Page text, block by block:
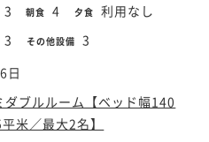
3 朝食 4 夕食 利用なし
3 その他設備 3
日
ダブルルーム【ベッド幅140
米／最大2名】